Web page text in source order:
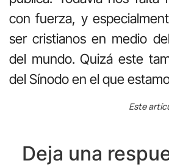
con fuerza, y
ser cristianos en medio
del mundo. Quizá este
del Sínodo en el que
Este
Deja una